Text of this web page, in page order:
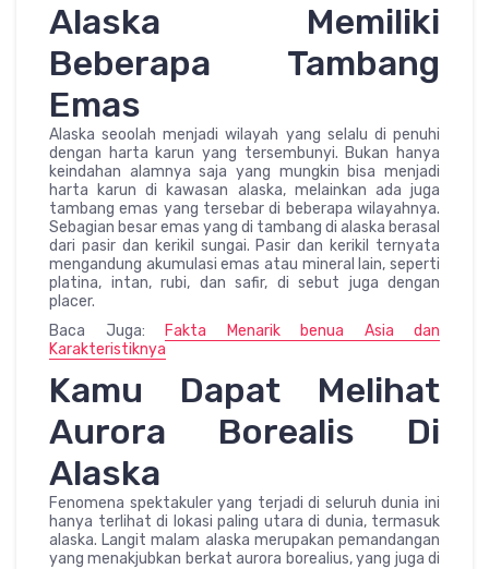
Alaska Memiliki
Beberapa Tambang
Emas
Alaska seoolah menjadi wilayah yang selalu di penuhi
dengan harta karun yang tersembunyi. Bukan hanya
keindahan alamnya saja yang mungkin bisa menjadi
harta karun di kawasan alaska, melainkan ada juga
tambang emas yang tersebar di beberapa wilayahnya.
Sebagian besar emas yang di tambang di alaska berasal
dari pasir dan kerikil sungai. Pasir dan kerikil ternyata
mengandung akumulasi emas atau mineral lain, seperti
platina, intan, rubi, dan safir, di sebut juga dengan
placer.
Baca Juga:
Fakta Menarik benua Asia dan
Karakteristiknya
Kamu Dapat Melihat
Aurora Borealis Di
Alaska
Fenomena spektakuler yang terjadi di seluruh dunia ini
hanya terlihat di lokasi paling utara di dunia, termasuk
alaska. Langit malam alaska merupakan pemandangan
yang menakjubkan berkat aurora borealius, yang juga di